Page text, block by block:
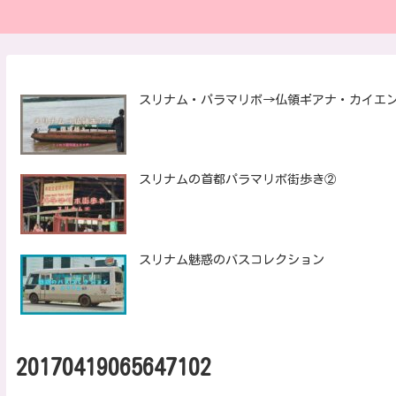
スリナム・パラマリボ→仏領ギアナ・カイエ
スリナムの首都パラマリボ街歩き②
スリナム魅惑のバスコレクション
20170419065647102